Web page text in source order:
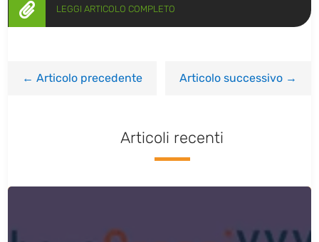
 LEGGI ARTICOLO COMPLETO
←Articolo precedente Articolo successivo→
Articoli recenti